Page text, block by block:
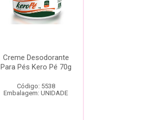
Creme Desodorante
Para Pés Kero Pé 70g
Código: 5538
Embalagem: UNIDADE